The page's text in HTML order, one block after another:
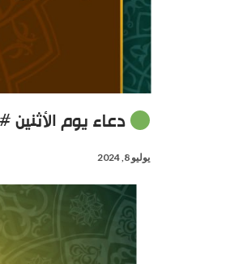
دعاء يوم
يوليو 8, 2024